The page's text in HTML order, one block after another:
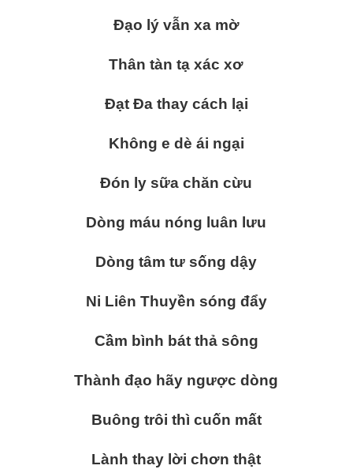
Đạo lý vẫn xa mờ
Thân tàn tạ xác xơ
Đạt Đa thay cách lại
Không e dè ái ngại
Đón ly sữa chăn cừu
Dòng máu nóng luân lưu
Dòng tâm tư sống dậy
Ni Liên Thuyền sóng đẩy
Cầm bình bát thả sông
Thành đạo hãy ngược dòng
Buông trôi thì cuốn mất
Lành thay lời chơn thật